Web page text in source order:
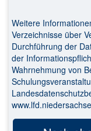
Weitere
Verzeichnisse über
Durchführung der
der
Wahrnehmung von